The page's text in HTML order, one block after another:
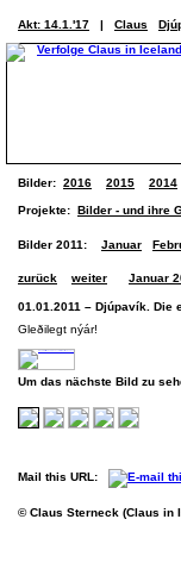
Akt: 14.1.'17 | Claus
Bilder: 2016 2015 2014
Projekte: Bilder - und ihre
Bilder 2011: Januar
zurück weiter Januar
01.01.2011 – Djúpavík.
Gleðilegt nýár!
Um das nächste Bild zu
Mail this URL:
© Claus Sterneck (Claus in